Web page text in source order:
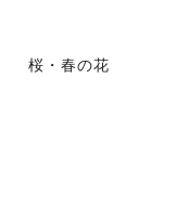
桜・春の花